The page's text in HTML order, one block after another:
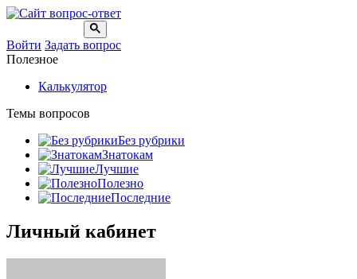
Войти Задать вопрос
Полезное
Калькулятор
Темы вопросов
Без рубрики
Знатокам
Лучшие
Полезно
Последние
Личный кабинет